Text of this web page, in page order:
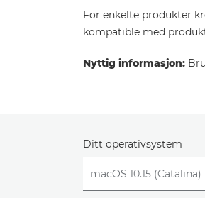
For enkelte produkter
kompatible med
Nyttig informasjon:
Ditt operativsystem